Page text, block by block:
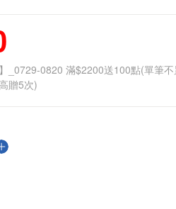
_0729-0820 滿$2200送100點(單筆不
贈5次)